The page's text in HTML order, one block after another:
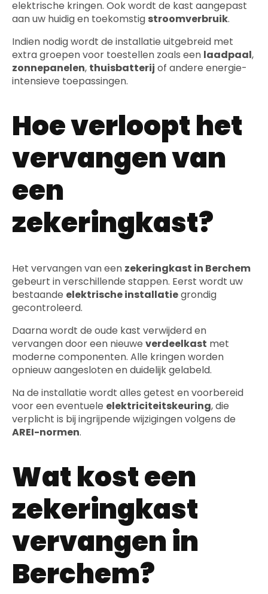
elektrische kringen. Ook wordt de kast aangepast
aan uw huidig en toekomstig stroomverbruik.
Indien nodig wordt de installatie uitgebreid met
extra groepen voor toestellen zoals een laadpaal,
zonnepanelen, thuisbatterij of andere energie-
intensieve toepassingen.
Hoe verloopt het
vervangen van
een
zekeringkast?
Het vervangen van een zekeringkast in Berchem
gebeurt in verschillende stappen. Eerst wordt uw
bestaande elektrische installatiegrondig
gecontroleerd.
Daarna wordt de oude kast verwijderd en
vervangen door een nieuwe verdeelkast met
moderne componenten. Alle kringen worden
opnieuw aangesloten en duidelijk gelabeld.
Na de installatie wordt alles getest en voorbereid
voor een eventuele elektriciteitskeuring, die
verplicht is bij ingrijpende wijzigingen volgens de
AREI-normen.
Wat kost een
zekeringkast
vervangen in
Berchem?